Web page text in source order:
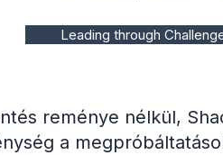
Leading through
reménye nélkül,
a